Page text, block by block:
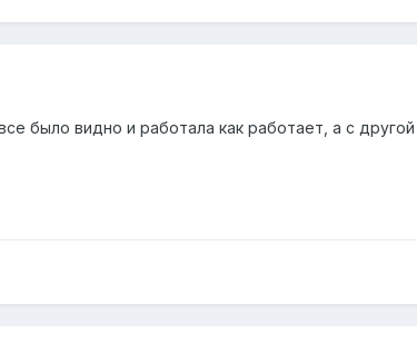
было видно и работала как работает, а с другой